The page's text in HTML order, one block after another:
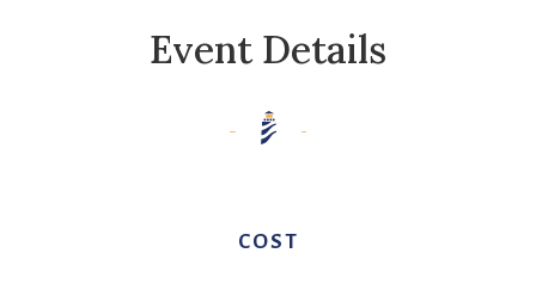
Event Details
COST